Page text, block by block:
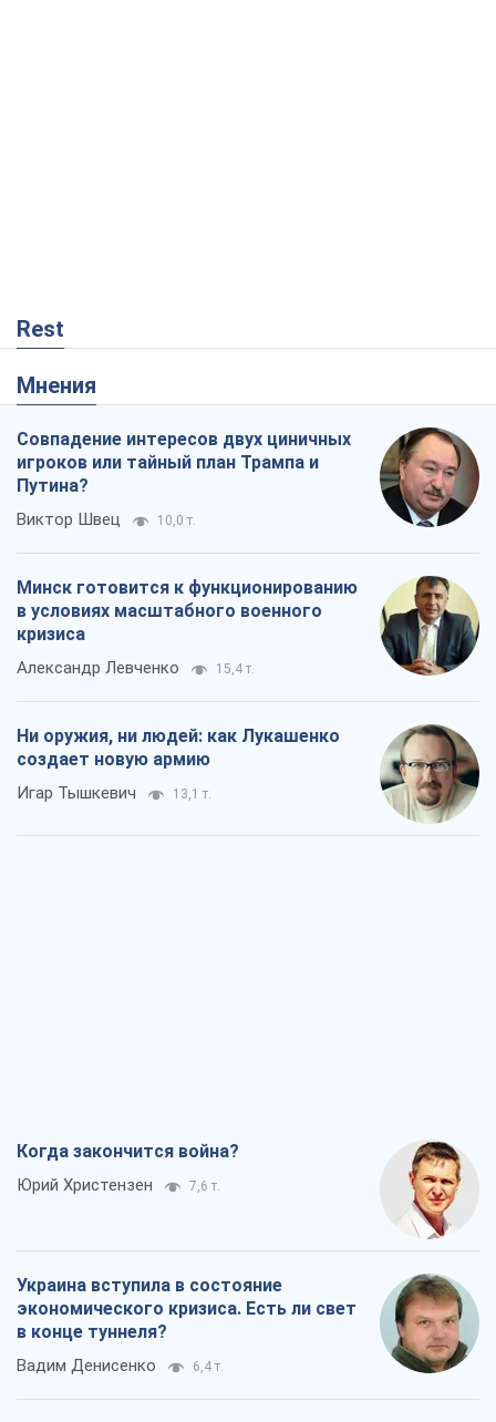
Rest
Мнения
Совпадение интересов двух циничных
игроков или тайный план Трампа и
Путина?
Виктор Швец 10,0 т.
Минск готовится к функционированию
в условиях масштабного военного
кризиса
Александр Левченко 15,4 т.
Ни оружия, ни людей: как Лукашенко
создает новую армию
Игар Тышкевич 13,1 т.
Когда закончится война?
Юрий Христензен 7,6 т.
Украина вступила в состояние
экономического кризиса. Есть ли свет
в конце туннеля?
Вадим Денисенко 6,4 т.